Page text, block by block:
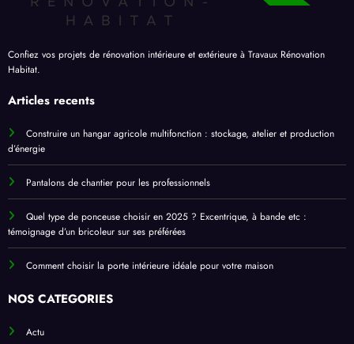
Confiez vos projets de rénovation intérieure et extérieure à Travaux Rénovation
Habitat.
Articles recents
Construire un hangar agricole multifonction : stockage, atelier et production
d’énergie
Pantalons de chantier pour les professionnels
Quel type de ponceuse choisir en 2025 ? Excentrique, à bande etc :
témoignage d’un bricoleur sur ses préférées
Comment choisir la porte intérieure idéale pour votre maison
NOS CATEGORIES
Actu